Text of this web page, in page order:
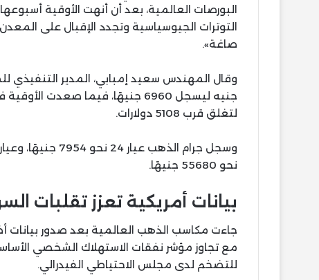
التوترات الجيوسياسية وتجدد الإقبال على
صاغة».
لتغلق قرب 5108 دولارات.
نحو 55680 جنيهًا.
بيانات أمريكية تعزز تقلبات
جاءت مكاسب الذهب العالمية بعد صدور بيانات
للتضخم لدى مجلس الاحتياطي الفيدرالي.